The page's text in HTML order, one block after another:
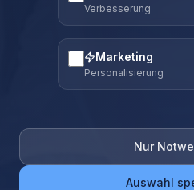
Verbesserung
Marketing
Personalisierung
Nur
Auswahl